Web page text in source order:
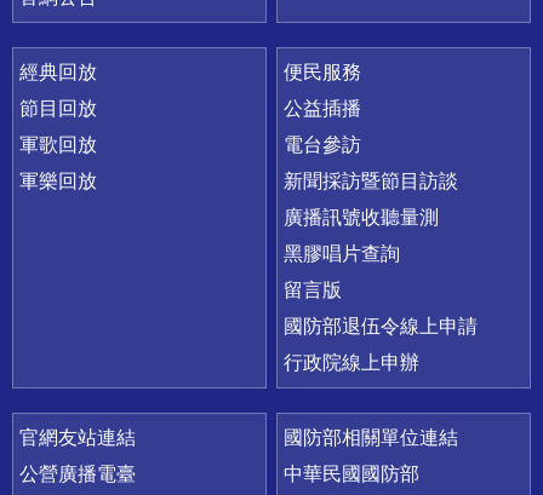
經典回放
節目回放
軍歌回放
軍樂回放
便民服務
公益插播
電台參訪
新聞採訪暨節目訪談
廣播訊號收聽量測
黑膠唱片查詢
留言版
國防部退伍令線上申請
行政院線上申辦
官網友站連結
公營廣播電臺
國防部相關單位連結
中華民國國防部